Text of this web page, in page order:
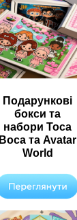
Подарункові
бокси та
набори Toca
Boca та Avatar
World